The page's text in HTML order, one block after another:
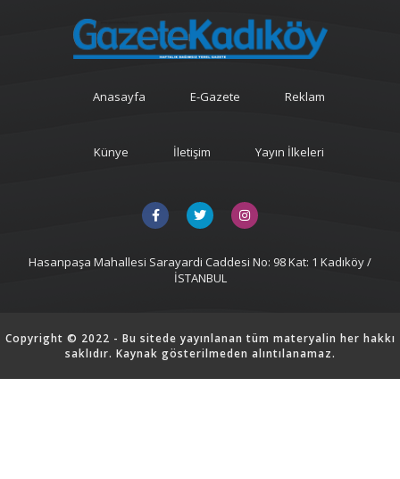
Anasayfa E-Gazete Reklam
Künye İletişim Yayın İlkeleri
Hasanpaşa Mahallesi Sarayardi Caddesi No: 98 Kat: 1 Kadıköy /
İSTANBUL
Copyright © 2022 - Bu sitede yayınlanan tüm materyalin her hakkı
saklıdır. Kaynak gösterilmeden alıntılanamaz.